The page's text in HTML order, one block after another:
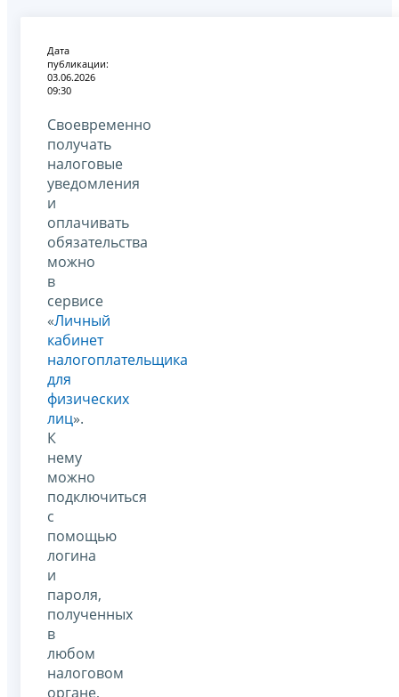
Дата
публикации:
03.06.2026
09:30
Своевременно
получать
налоговые
уведомления
и
оплачивать
обязательства
можно
в
сервисе
«Личный
кабинет
налогоплательщика
для
физических
лиц».
К
нему
можно
подключиться
с
помощью
логина
и
пароля,
полученных
в
любом
налоговом
органе,